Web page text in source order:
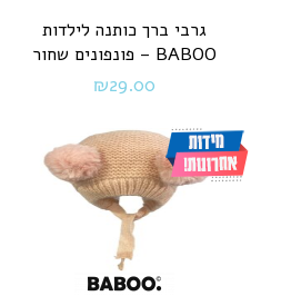
גרבי ברך כותנה לילדות
BABOO – פונפונים שחור
₪29.00